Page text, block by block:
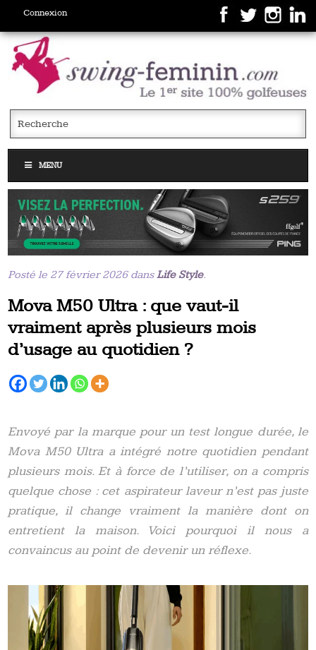
Connexion
MENU
Posté le 27 février 2026 dansLife Style.
Mova M50 Ultra : que vaut-il
vraiment après plusieurs mois
d’usage au quotidien ?
Envoyé par la marque pour un test longue durée, le
Mova M50 Ultra a intégré notre quotidien pendant
plusieurs mois. Et à force de l’utiliser, on a compris
quelque chose : cet aspirateur laveur n’est pas juste
pratique, il change vraiment la manière dont on
entretient la maison. Voici pourquoi il nous a
convaincus au point de devenir un réflexe.